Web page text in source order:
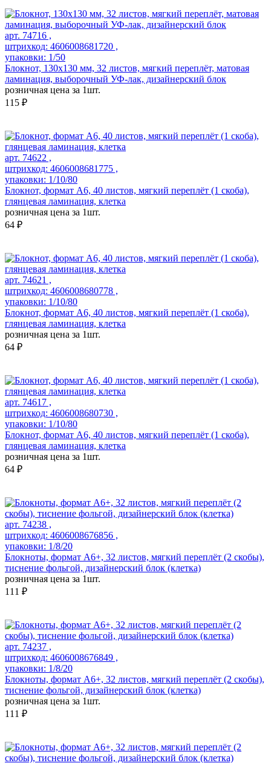
арт. 74716 ,
штрихкод: 4606008681720 ,
упаковки: 1/50
Блокнот, 130х130 мм, 32 листов, мягкий переплёт, матовая
ламинация, выборочный УФ-лак, дизайнерский блок
розничная цена за 1шт.
115 ₽
арт. 74622 ,
штрихкод: 4606008681775 ,
упаковки: 1/10/80
Блокнот, формат А6, 40 листов, мягкий переплёт (1 скоба),
глянцевая ламинация, клетка
розничная цена за 1шт.
64 ₽
арт. 74621 ,
штрихкод: 4606008680778 ,
упаковки: 1/10/80
Блокнот, формат А6, 40 листов, мягкий переплёт (1 скоба),
глянцевая ламинация, клетка
розничная цена за 1шт.
64 ₽
арт. 74617 ,
штрихкод: 4606008680730 ,
упаковки: 1/10/80
Блокнот, формат А6, 40 листов, мягкий переплёт (1 скоба),
глянцевая ламинация, клетка
розничная цена за 1шт.
64 ₽
арт. 74238 ,
штрихкод: 4606008676856 ,
упаковки: 1/8/20
Блокноты, формат А6+, 32 листов, мягкий переплёт (2 скобы),
тиснение фольгой, дизайнерский блок (клетка)
розничная цена за 1шт.
111 ₽
арт. 74237 ,
штрихкод: 4606008676849 ,
упаковки: 1/8/20
Блокноты, формат А6+, 32 листов, мягкий переплёт (2 скобы),
тиснение фольгой, дизайнерский блок (клетка)
розничная цена за 1шт.
111 ₽